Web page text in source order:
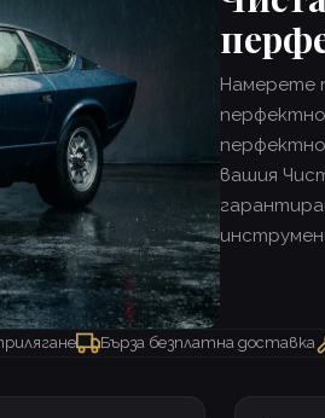
Намерете
перфектно
вашия
Бърза безплатна доставка